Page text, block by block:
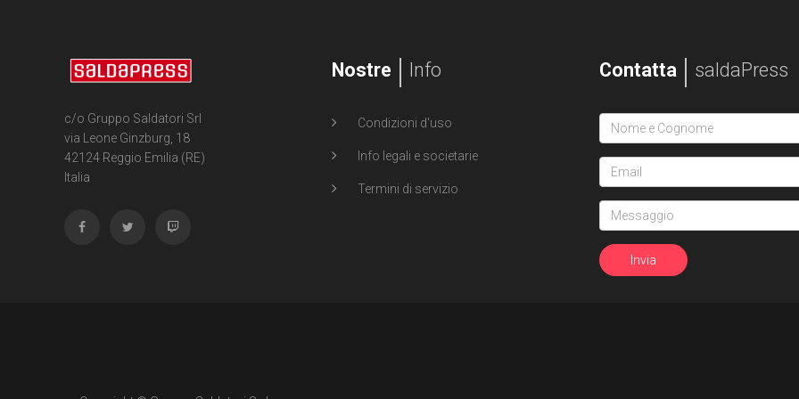
c/o Gruppo Saldatori Srl
via Leone Ginzburg, 18
42124 Reggio Emilia (RE)
Italia
Nostre Info
Condizioni d'uso
Info legali e societarie
Termini di servizio
Contatta saldaPress